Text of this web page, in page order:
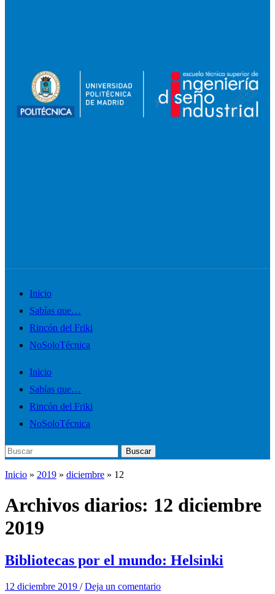
Alternar
menú
móvil
Inicio
Sabías que…
Rincón del Friki
NoSoloTécnica
Inicio
Sabías que…
Rincón del Friki
NoSoloTécnica
Buscar: Buscar
Inicio » 2019 » diciembre » 12
Archivos diarios: 12 diciembre
2019
Bibliotecas por el mundo: Helsinki
12 diciembre 2019 /Deja un comentario